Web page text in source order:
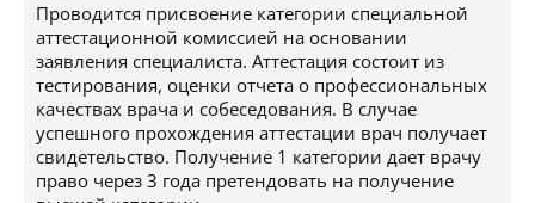
Проводится присвоение категории специальной
аттестационной комиссией на основании
заявления специалиста. Аттестация состоит из
тестирования, оценки отчета о профессиональных
качествах врача и собеседования. В случае
успешного прохождения аттестации врач получает
свидетельство. Получение 1 категории дает врачу
право через 3 года претендовать на получение